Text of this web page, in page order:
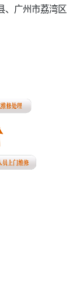
、广州市荔湾区